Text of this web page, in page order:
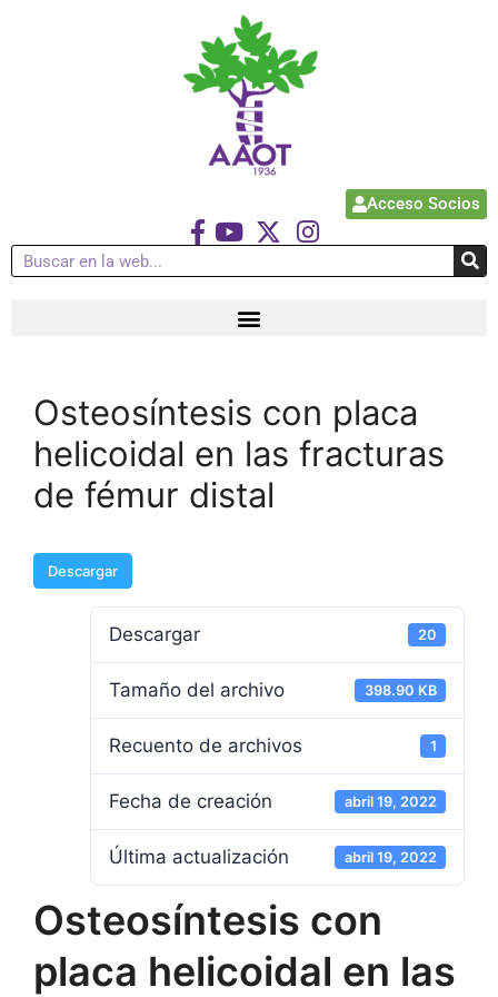
Acceso Socios
Osteosíntesis con placa
helicoidal en las fracturas
de fémur distal
Descargar
Descargar 20
Tamaño del archivo 398.90 KB
Recuento de archivos 1
Fecha de creación abril 19, 2022
Última actualización abril 19, 2022
Osteosíntesis con
placa helicoidal en las